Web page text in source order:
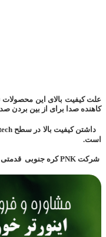
کاهنده صدا برای از بین بردن
داشتن کیفیت بالا در سطح high tech
است.
شرکت PNK کره جنوبی قدمتی سیزده ساله در زمینه ساخت